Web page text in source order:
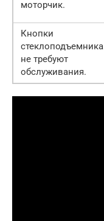
моторчик.
Кнопки
стеклоподъемника
не требуют
обслуживания.